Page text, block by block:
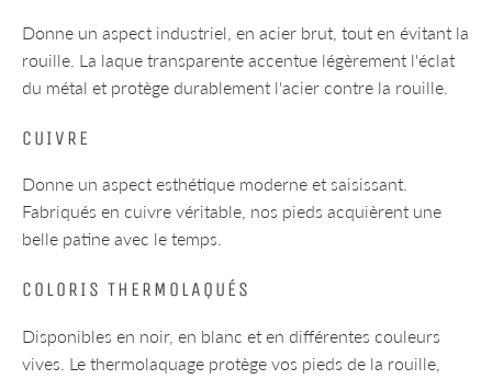
Donne un aspect industriel, en acier brut, tout en évitant la
rouille. La laque transparente accentue légèrement l'éclat
du métal et protège durablement l'acier contre la rouille.
CUIVRE
Donne un aspect esthétique moderne et saisissant.
Fabriqués en cuivre véritable, nos pieds acquièrent une
belle patine avec le temps.
COLORIS THERMOLAQUÉS
Disponibles en noir, en blanc et en différentes couleurs
vives. Le thermolaquage protège vos pieds de la rouille,